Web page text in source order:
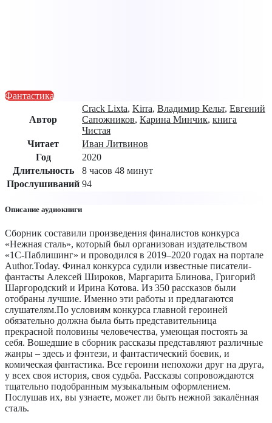
Фантастика
Автор
Crack Lixta, Kirra, Владимир Кельт, Евгений
Сапожников, Карина Минчик, книга
Чистая
Читает
Иван Литвинов
Год
2020
Длительность
8 часов 48 минут
Прослушиваний 94
Описание аудиокниги
Сборник составили произведения финалистов конкурса
«Нежная сталь», который был организован издательством
«1С-Паблишинг» и проводился в 2019–2020 годах на портале
Author.Today. Финал конкурса судили известные писатели-
фантасты Алексей Широков, Маргарита Блинова, Григорий
Шаргородский и Ирина Котова. Из 350 рассказов были
отобраны лучшие. Именно эти работы и предлагаются
слушателям.По условиям конкурса главной героиней
обязательно должна была быть представительница
прекрасной половины человечества, умеющая постоять за
себя. Вошедшие в сборник рассказы представляют различные
жанры – здесь и фэнтези, и фантастический боевик, и
комическая фантастика. Все героини непохожи друг на друга,
у всех своя история, своя судьба. Рассказы сопровождаются
тщательно подобранным музыкальным оформлением.
Послушав их, вы узнаете, может ли быть нежной закалённая
сталь.